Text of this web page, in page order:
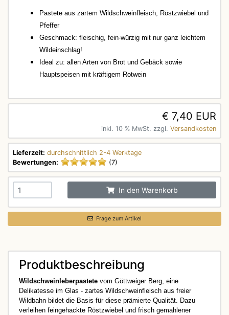
Pastete aus zartem Wildschweinfleisch, Röstzwiebel und
Pfeffer
Geschmack: fleischig, fein-würzig mit nur ganz leichtem
Wildeinschlag!
Ideal zu: allen Arten von Brot und Gebäck sowie
Hauptspeisen mit kräftigem Rotwein
€ 7,40 EUR
inkl. 10 % MwSt. zzgl. Versandkosten
Lieferzeit: durchschnittlich 2-4 Werktage
Bewertungen:
(7)
In den Warenkorb
Frage zum Artikel
Produktbeschreibung
Wildschweinleberpastete vom Göttweiger Berg, eine
Delikatesse im Glas - zartes Wildschweinfleisch aus freier
Wildbahn bildet die Basis für diese prämierte Qualität. Dazu
verleihen feingehackte Röstzwiebel und frisch gemahlener